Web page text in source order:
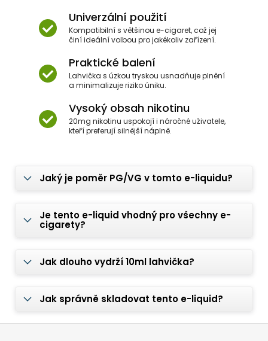
Univerzální použití
Kompatibilní s většinou e-cigaret, což jej
činí ideální volbou pro jakékoliv zařízení.
Praktické balení
Lahvička s úzkou tryskou usnadňuje plnění
a minimalizuje riziko úniku.
Vysoký obsah nikotinu
20mg nikotinu uspokojí i náročné uživatele,
kteří preferují silnější náplně.
Jaký je poměr PG/VG v tomto e-liquidu?
Je tento e-liquid vhodný pro všechny e-
cigarety?
Jak dlouho vydrží 10ml lahvička?
Jak správně skladovat tento e-liquid?
Z